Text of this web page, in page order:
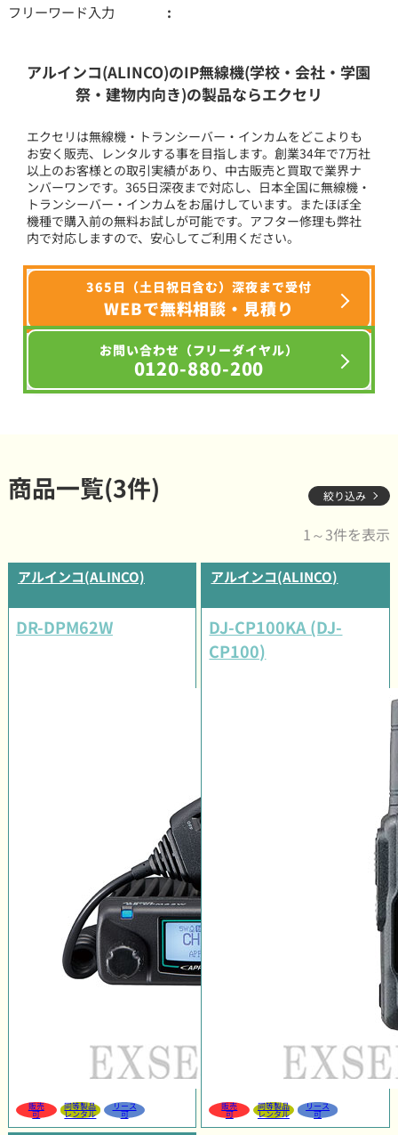
フリーワード入力
アルインコ(ALINCO)のIP無線機(学校・会社・学園
祭・建物内向き)の製品ならエクセリ
エクセリは無線機・トランシーバー・インカムをどこよりも
お安く販売、レンタルする事を目指します。創業34年で7万社
以上のお客様との取引実績があり、中古販売と買取で業界ナ
ンバーワンです。365日深夜まで対応し、日本全国に無線機・
トランシーバー・インカムをお届けしています。またほぼ全
機種で購入前の無料お試しが可能です。アフター修理も弊社
内で対応しますので、安心してご利用ください。
365日（土日祝日含む）深夜まで受付
WEBで無料相談・見積り
お問い合わせ（フリーダイヤル）
0120-880-200
商品一覧(3件) 絞り込み
1～3件を表示
アルインコ(ALINCO)
DR-DPM62W
販売
可
同等製品
レンタル
リース
可
アルインコ(ALINCO)
DJ-CP100KA (DJ-
CP100)
販売
可
同等製品
レンタル
リース
可